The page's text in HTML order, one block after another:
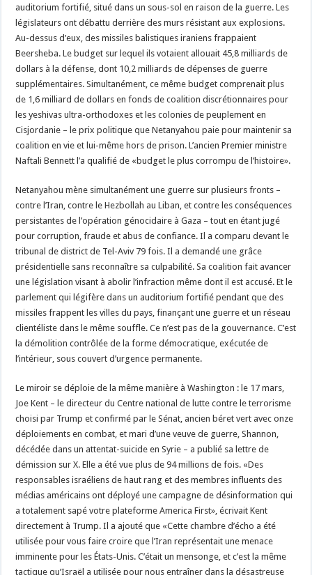
auditorium fortifié, situé dans un sous-sol en raison de la guerre. Les
législateurs ont débattu derrière des murs résistant aux explosions.
Au-dessus d’eux, des missiles balistiques iraniens frappaient
Beersheba. Le budget sur lequel ils votaient allouait 45,8 milliards de
dollars à la défense, dont 10,2 milliards de dépenses de guerre
supplémentaires. Simultanément, ce même budget comprenait plus
de 1,6 milliard de dollars en fonds de coalition discrétionnaires pour
les yeshivas ultra-orthodoxes et les colonies de peuplement en
Cisjordanie – le prix politique que Netanyahou paie pour maintenir sa
coalition en vie et lui-même hors de prison. L’ancien Premier ministre
Naftali Bennett l’a qualifié de «budget le plus corrompu de l’histoire».
Netanyahou mène simultanément une guerre sur plusieurs fronts –
contre l’Iran, contre le Hezbollah au Liban, et contre les conséquences
persistantes de l’opération génocidaire à Gaza – tout en étant jugé
pour corruption, fraude et abus de confiance. Il a comparu devant le
tribunal de district de Tel-Aviv 79 fois. Il a demandé une grâce
présidentielle sans reconnaître sa culpabilité. Sa coalition fait avancer
une législation visant à abolir l’infraction même dont il est accusé. Et le
parlement qui légifère dans un auditorium fortifié pendant que des
missiles frappent les villes du pays, finançant une guerre et un réseau
clientéliste dans le même souffle. Ce n’est pas de la gouvernance. C’est
la démolition contrôlée de la forme démocratique, exécutée de
l’intérieur, sous couvert d’urgence permanente.
Le miroir se déploie de la même manière à Washington : le 17 mars,
Joe Kent – le directeur du Centre national de lutte contre le terrorisme
choisi par Trump et confirmé par le Sénat, ancien béret vert avec onze
déploiements en combat, et mari d’une veuve de guerre, Shannon,
décédée dans un attentat-suicide en Syrie – a publié sa lettre de
démission sur X. Elle a été vue plus de 94 millions de fois. «Des
responsables israéliens de haut rang et des membres influents des
médias américains ont déployé une campagne de désinformation qui
a totalement sapé votre plateforme America First», écrivait Kent
directement à Trump. Il a ajouté que «Cette chambre d’écho a été
utilisée pour vous faire croire que l’Iran représentait une menace
imminente pour les États-Unis. C’était un mensonge, et c’est la même
tactique qu’Israël a utilisée pour nous entraîner dans la désastreuse